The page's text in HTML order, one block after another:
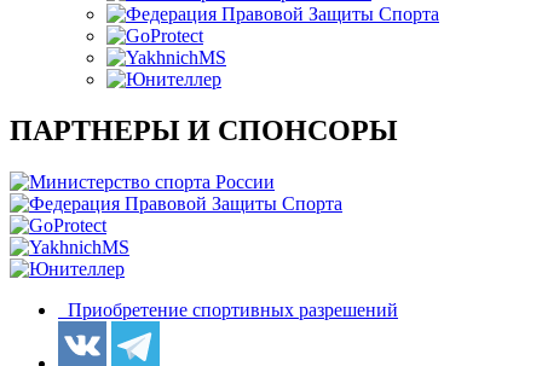
ПАРТНЕРЫ И СПОНСОРЫ
Приобретение спортивных разрешений